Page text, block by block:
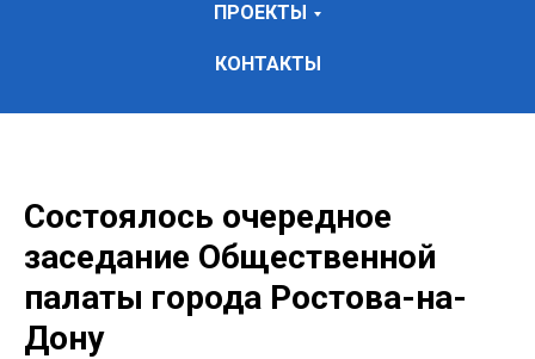
ПРОЕКТЫ
КОНТАКТЫ
Состоялось очередное
заседание Общественной
палаты города Ростова-на-
Дону